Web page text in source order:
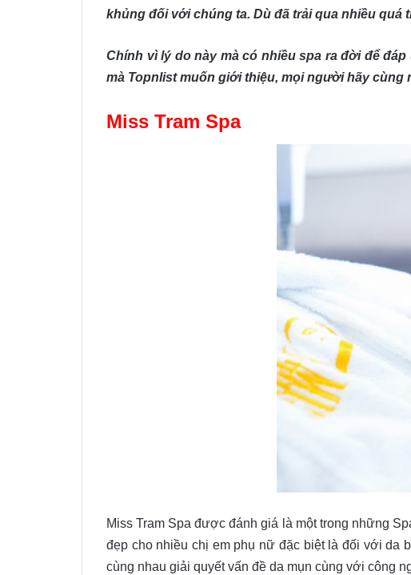
khủng đối với chúng ta. Dù đã trải qua nhiều
Chính vì lý do này mà có nhiều spa ra đời để
mà Topnlist muốn giới thiệu, mọi người hãy cùng
Miss Tram Spa
Miss Tram Spa được đánh giá là một trong những
đẹp cho nhiều chị em phụ nữ đặc biệt là đối với da
cùng nhau giải quyết vấn đề da mụn cùng với công